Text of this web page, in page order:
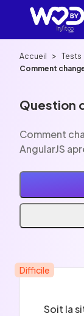
Accueil > Tests
Comment
Question
Comment
AngularJS
Difficile
Soit la